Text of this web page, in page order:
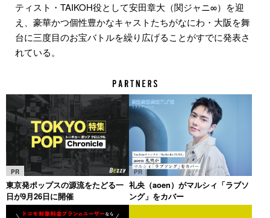
ティスト・TAIKOH役として安田章大（関ジャニ∞）を迎
え、豪華かつ個性豊かなキャストたちがなにわ・大阪を舞
台に三度目のお宝バトルを繰り広げることがすでに発表さ
れている。
PR
東京発ポップスの源流をたどる一
日が9月26日に開催
PR
礼央（aoen）がマルシィ「ラブソ
ング」をカバー